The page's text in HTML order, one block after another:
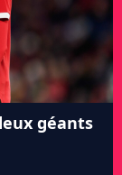
géants